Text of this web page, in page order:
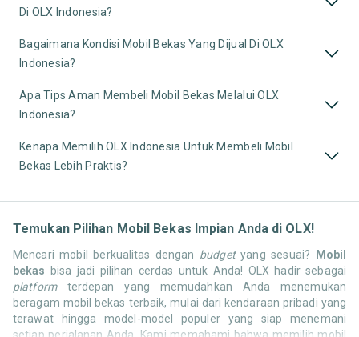
Di OLX Indonesia?
Bagaimana Kondisi Mobil Bekas Yang Dijual Di OLX
Indonesia?
Apa Tips Aman Membeli Mobil Bekas Melalui OLX
Indonesia?
Kenapa Memilih OLX Indonesia Untuk Membeli Mobil
Bekas Lebih Praktis?
Temukan Pilihan Mobil Bekas Impian Anda di OLX!
Mencari mobil berkualitas dengan budgetyang sesuai? Mobil
bekas bisa jadi pilihan cerdas untuk Anda! OLX hadir sebagai
platformterdepan yang memudahkan Anda menemukan
beragam mobil bekas terbaik, mulai dari kendaraan pribadi yang
terawat hingga model-model populer yang siap menemani
setiap perjalanan Anda. Kami memahami bahwa memilih mobil